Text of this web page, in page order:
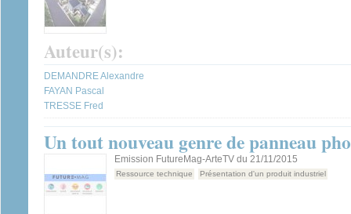
Auteur(s):
DEMANDRE Alexandre
FAYAN Pascal
TRESSE Fred
Un tout nouveau genre de panneau
Emission FutureMag-ArteTV du 21/11/2015
Ressource technique Présentation d'un produit industriel